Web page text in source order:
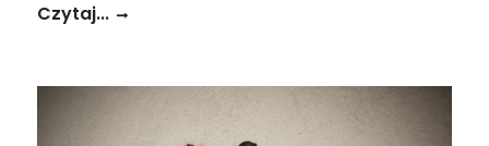
Czytaj...